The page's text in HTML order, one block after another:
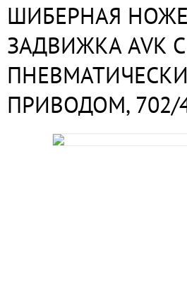
ШИБЕРНАЯ
ЗАДВИЖКА AVK С
ПРИВОДОМ, 702/